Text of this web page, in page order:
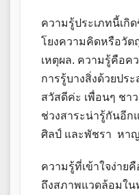
ความรู้ประเภทนี้เกิ
โยงความคิดหรือวัต
เหตุผล. ความรู้คือค
การรู้บางสิ่งด้วยป
สวัสดีค่ะ เพื่อนๆ ชา
ช่วงสาระน่ารู้กันอี
ศิลป์ และพัชรา หา
ความรู้ที่เข้าใจง่าย
ถึงสภาพแวดล้อมใ